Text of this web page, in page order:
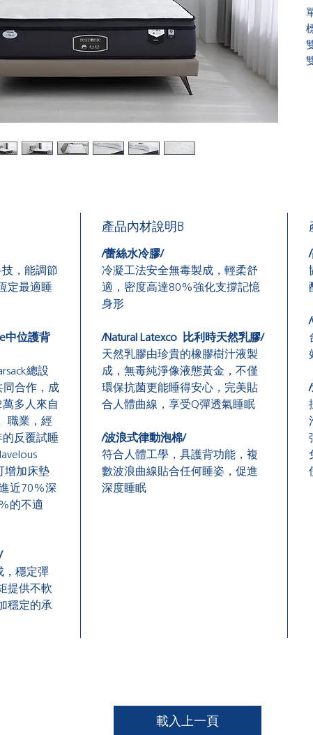
技，能調節
定最適睡
中位護背
總設
同合作 ，成
萬多人來自
職業， 經
的反覆試睡
增加床墊
近70%深
的不適
，穩定彈
提供不軟
穩定的承
產品內材說明B
/蕾絲水冷膠/
冷凝工法安全無毒製成， 輕柔舒
適 ，密度高達80%強化支撐記憶
身形
/Natural Latexco 比利時天然乳膠/
天然乳膠由珍貴的橡膠樹汁液製
成，無毒純淨像液態黃金，不僅
環保抗菌更能睡得安心， 完美貼
合人體曲線，享受Q彈透氣睡眠
/波浪式律動泡棉/
符合人體工學，具護背功能，複
數波浪曲線貼合任何睡姿，促進
深度睡眠
/
/
載入上一頁